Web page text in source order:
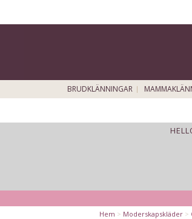
BRUDKLÄNNINGAR
Hem > Moderskapskläder >